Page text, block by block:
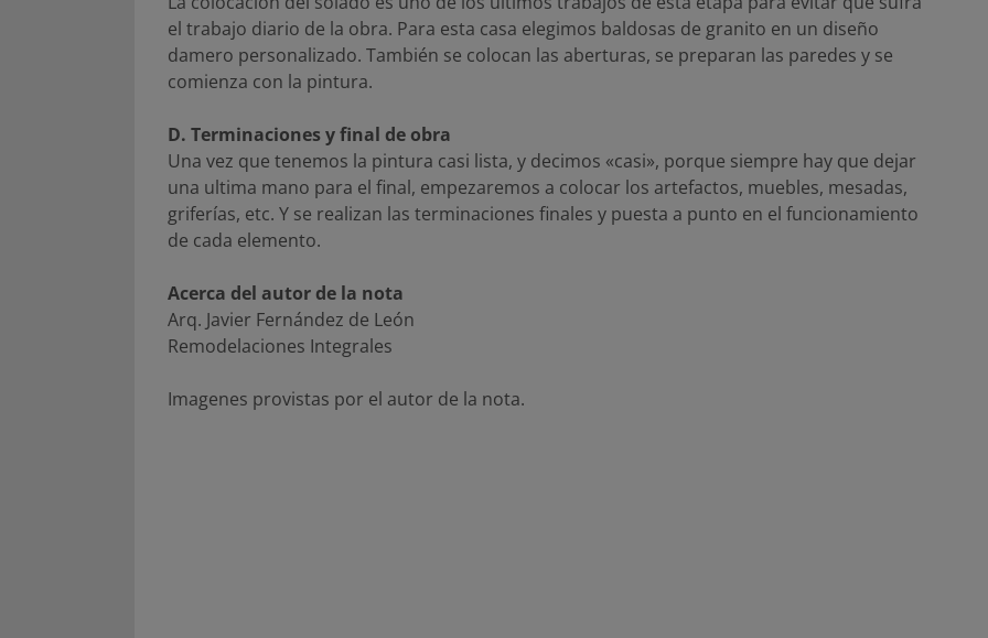
el trabajo diario de la obra. Para esta casa elegimos baldosas de granito en un diseño
damero personalizado. También se colocan las aberturas, se preparan las paredes y se
comienza con la pintura.
D. Terminaciones y final de obra
Una vez que tenemos la pintura casi lista, y decimos «casi», porque siempre hay que dejar
una ultima mano para el final, empezaremos a colocar los artefactos, muebles, mesadas,
griferías, etc. Y se realizan las terminaciones finales y puesta a punto en el funcionamiento
de cada elemento.
Acerca del autor de la nota
Arq. Javier Fernández de León
Remodelaciones Integrales
Imagenes provistas por el autor de la nota.